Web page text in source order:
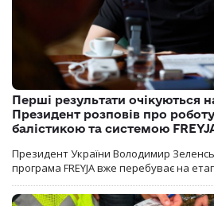
Перші результати очікуються
Президент розповів про
балістикою та системою
Президент України Володимир
програма FREYJA вже перебуває на